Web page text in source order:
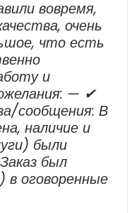
вовремя,
очень
что есть
и
— ✔
сообщения: В
наличие и
были
был
в оговоренные